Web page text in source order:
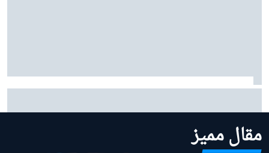
سميدلي عن ريد بُل: يعانون الكثير من "المشاكل المحورية"
مقال مميز